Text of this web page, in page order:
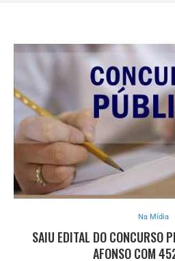
Na Mídia
SAIU EDITAL DO CONCURSO
AFONSO COM